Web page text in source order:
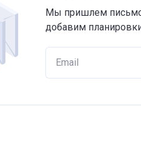
Мы пришлем письмо,
добавим